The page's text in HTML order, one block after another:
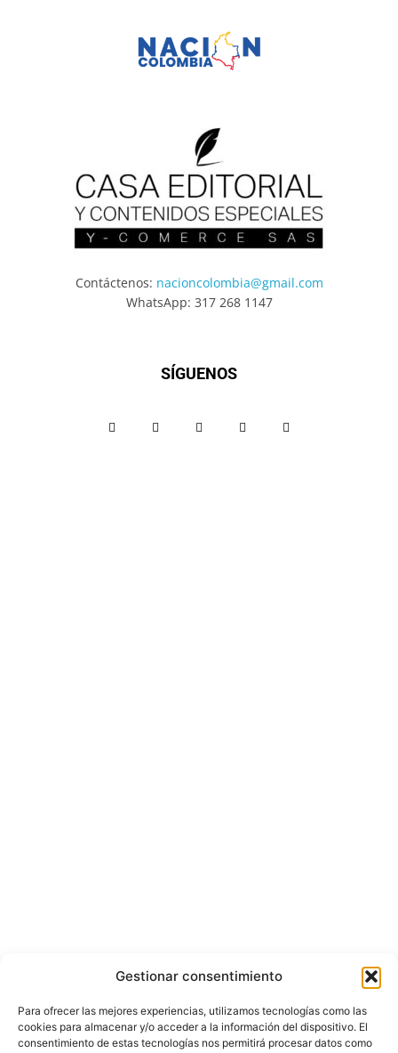
Gestionar consentimiento
Para ofrecer las mejores experiencias, utilizamos tecnologías como las
cookies para almacenar y/o acceder a la información del dispositivo. El
consentimiento de estas tecnologías nos permitirá procesar datos como
Contáctenos: nacioncolombia@gmail.com
WhatsApp: 317 268 1147
SÍGUENOS